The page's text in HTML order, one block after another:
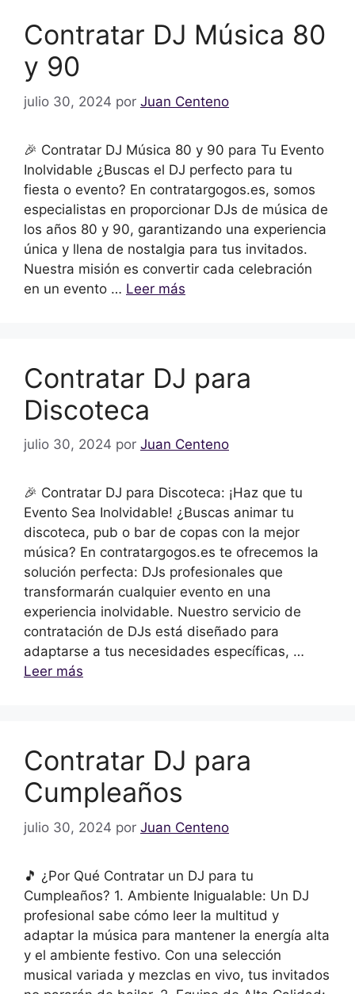
Contratar DJ Música 80
y 90
julio 30, 2024 por Juan Centeno
🎉 Contratar DJ Música 80 y 90 para Tu Evento
Inolvidable ¿Buscas el DJ perfecto para tu
fiesta o evento? En contratargogos.es, somos
especialistas en proporcionar DJs de música de
los años 80 y 90, garantizando una experiencia
única y llena de nostalgia para tus invitados.
Nuestra misión es convertir cada celebración
en un evento … Leer más
Contratar DJ para
Discoteca
julio 30, 2024 por Juan Centeno
🎉 Contratar DJ para Discoteca: ¡Haz que tu
Evento Sea Inolvidable! ¿Buscas animar tu
discoteca, pub o bar de copas con la mejor
música? En contratargogos.es te ofrecemos la
solución perfecta: DJs profesionales que
transformarán cualquier evento en una
experiencia inolvidable. Nuestro servicio de
contratación de DJs está diseñado para
adaptarse a tus necesidades específicas, …
Leer más
Contratar DJ para
Cumpleaños
julio 30, 2024 por Juan Centeno
🎵 ¿Por Qué Contratar un DJ para tu
Cumpleaños? 1. Ambiente Inigualable: Un DJ
profesional sabe cómo leer la multitud y
adaptar la música para mantener la energía alta
y el ambiente festivo. Con una selección
musical variada y mezclas en vivo, tus invitados